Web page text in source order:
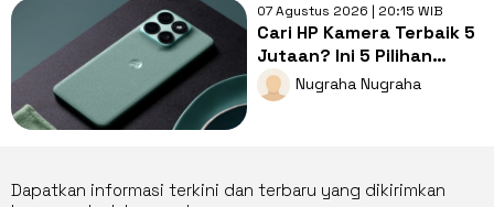
07 Agustus 2026 | 20:15 WIB
Cari HP Kamera Terbaik 5
Jutaan? Ini 5 Pilihan
dengan Foto Paling Tajam
Nugraha Nugraha
Dapatkan informasi terkini dan terbaru yang dikirimkan